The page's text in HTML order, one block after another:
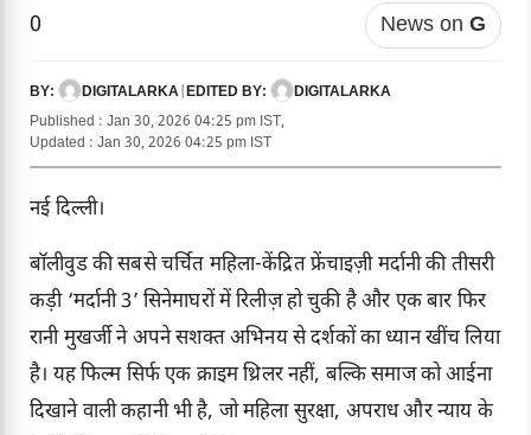
0 News on G
BY: DIGITALARKA EDITED BY:
DIGITALARKA
Published : Jan 30, 2026 04:25 pm IST,
Updated : Jan 30, 2026 04:25 pm IST
नई दिल्ली।
बॉलीवुड की सबसे चर्चित महिला-केंद्रित फ्रेंचाइज़ी मर्दानी की तीसरी
कड़ी ‘मर्दानी 3’ सिनेमाघरों में रिलीज़ हो चुकी है और एक बार फिर
रानी मुखर्जी ने अपने सशक्त अभिनय से दर्शकों का ध्यान खींच लिया
है। यह फिल्म सिर्फ एक क्राइम थ्रिलर नहीं, बल्कि समाज को आईना
दिखाने वाली कहानी भी है, जो महिला सुरक्षा, अपराध और न्याय के